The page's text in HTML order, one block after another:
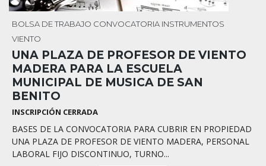
BOLSA DE TRABAJO CONVOCATORIA INSTRUMENTOS
VIENTO
UNA PLAZA DE PROFESOR DE VIENTO
MADERA PARA LA ESCUELA
MUNICIPAL DE MUSICA DE SAN
BENITO
INSCRIPCIÓN CERRADA
BASES DE LA CONVOCATORIA PARA CUBRIR EN PROPIEDAD
UNA PLAZA DE PROFESOR DE VIENTO MADERA, PERSONAL
LABORAL FIJO DISCONTINUO, TURNO...